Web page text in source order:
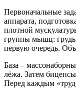
Первоначальные
аппарата,
плотной
группы мышц: грудь,
первую очередь.
База –
лёжа. Затем
Перед каждым